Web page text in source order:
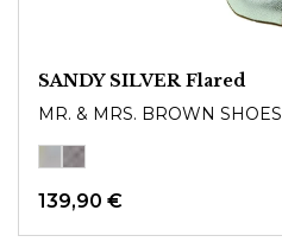
SANDY SILVER Flared
MR. & MRS. BROWN SHOES
139,90 €